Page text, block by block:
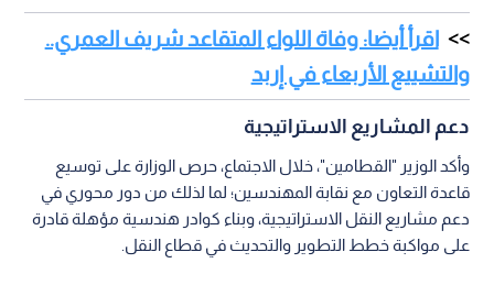
اقرأ أيضا: وفاة اللواء المتقاعد شريف العمري..
والتشييع الأربعاء في إربد
دعم المشاريع الاستراتيجية
وأكد الوزير "القطامين"، خلال الاجتماع، حرص الوزارة على توسيع
قاعدة التعاون مع نقابة المهندسين؛ لما لذلك من دور محوري في
دعم مشاريع النقل الاستراتيجية، وبناء كوادر هندسية مؤهلة قادرة
على مواكبة خطط التطوير والتحديث في قطاع النقل.